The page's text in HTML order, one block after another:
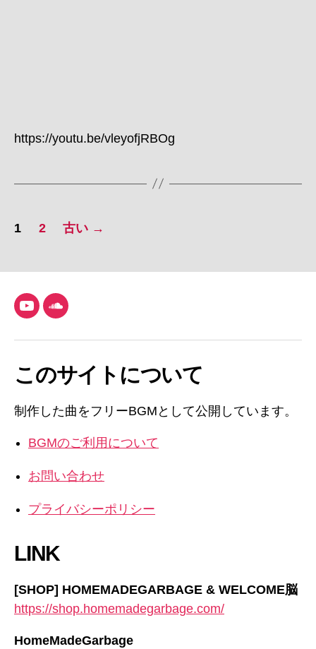
https://youtu.be/vleyofjRBOg
投
の
ペ
ー
送
り
1 2 古い →
YouTubeSoundCloud
このサイトについて
制作した曲をフリーBGMとして公開しています。
BGMのご利用について
お問い合わせ
プライバシーポリシー
LINK
[SHOP] HOMEMADEGARBAGE & WELCOME脳
https://shop.homemadegarbage.com/
HomeMadeGarbage